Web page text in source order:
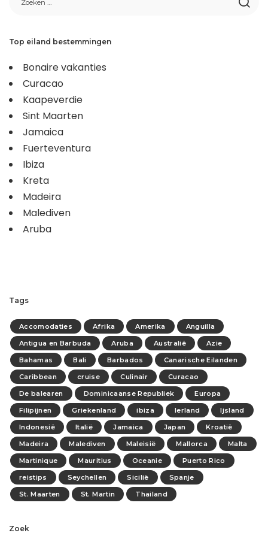
Top eiland bestemmingen
Bonaire vakanties
Curacao
Kaapeverdie
Sint Maarten
Jamaica
Fuerteventura
Ibiza
Kreta
Madeira
Malediven
Aruba
Tags
Accomodaties Afrika Amerika
Anguilla
Antigua en Barbuda
Aruba Australië
Azie
Bahamas
Bali Barbados
Canarische Eilanden
Caribbean
cruise Culinair
Curacao
De balearen
Dominicaanse Republiek
Europa
Filipijnen
Griekenland ibiza Ierland
Ijsland
Indonesië
Italië Jamaica Japan
Kroatië
Madeira
Malediven Maleisië Mallorca
Malta
Martinique
Mauritius Oceanie
Puerto Rico
reistips
Seychellen Sicilië
Spanje
St. Maarten
St. Martin Thailand
Zoek